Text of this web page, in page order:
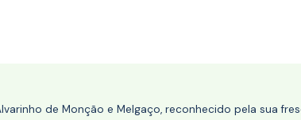
de Monção e Melgaço, reconhecido pela sua